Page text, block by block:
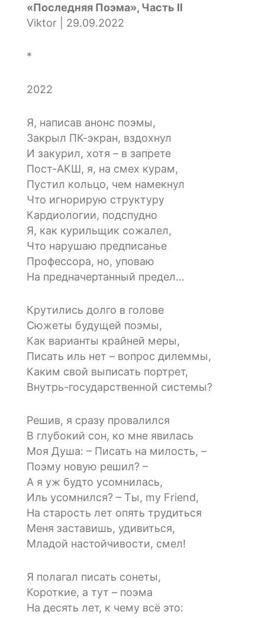
«Последняя Поэма», Часть II
Viktor | 29.09.2022
*
2022
Я, написав анонс поэмы,
Закрыл ПК-экран, вздохнул
И закурил, хотя – в запрете
Пост-АКШ, я, на смех курам,
Пустил кольцо, чем намекнул
Что игнорирую структуру
Кардиологии, подспудно
Я, как курильщик сожалел,
Что нарушаю предписанье
Профессора, но, уповаю
На предначертанный предел…
Крутились долго в голове
Сюжеты будущей поэмы,
Как варианты крайней меры,
Писать иль нет – вопрос дилеммы,
Каким свой выписать портрет,
Внутрь-государственной системы?
Решив, я сразу провалился
В глубокий сон, ко мне явилась
Моя Душа: – Писать на милость, –
Поэму новую решил? –
А я уж будто усомнилась,
Иль усомнился? – Ты, my Friend,
На старость лет опять трудиться
Меня заставишь, удивиться,
Младой настойчивости, смел!
Я полагал писать сонеты,
Короткие, а тут – поэма
На десять лет, к чему всё это: